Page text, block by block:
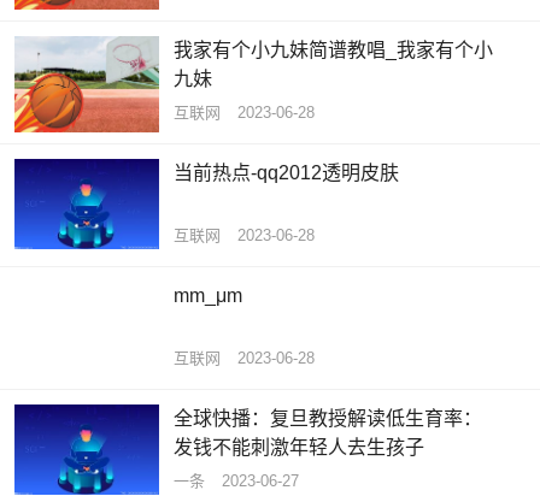
我家有个小九妹简谱教唱_我家有个小
九妹
互联网 2023-06-28
当前热点-qq2012透明皮肤
互联网 2023-06-28
mm_μm
互联网 2023-06-28
全球快播：复旦教授解读低生育率：
发钱不能刺激年轻人去生孩子
一条 2023-06-27